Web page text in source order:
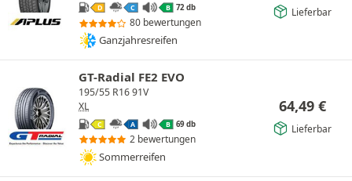
D C B 72 db
80 bewertungen
Ganzjahresreifen
Lieferbar
GT-Radial FE2 EVO
195/55 R16 91V
XL
C A B 69 db
2 bewertungen
Sommerreifen
64,49 €
Lieferbar